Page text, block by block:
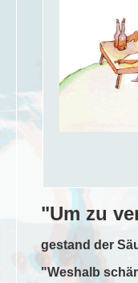
"Um zu
gestand der
"Weshalb